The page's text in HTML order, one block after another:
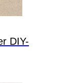
DIY-